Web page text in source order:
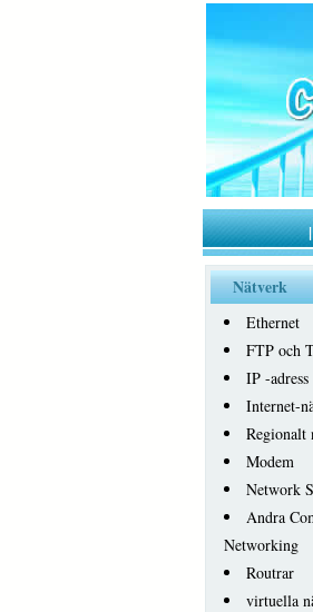
Nätverk
Ethernet
FTP och
IP -adress
Internet-
Regionalt
Modem
Network
Andra
Networking
Routrar
virtuella